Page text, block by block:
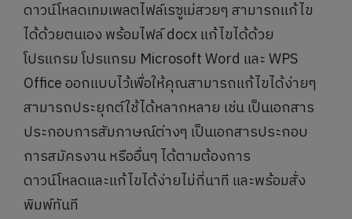
ดาวน์โหลดเทมเพลตไฟล์เรซูเม่สวยๆ สามารถแก้ไข
ได้ด้วยตนเอง พร้อมไฟล์ docx แก้ไขได้ด้วย
โปรแกรม โปรแกรม Microsoft Word และ WPS
Office ออกแบบไว้เพื่อให้คุณสามารถแก้ไขได้ง่ายๆ
สามารถประยุกต์ใช้ได้หลากหลาย เช่น เป็นเอกสาร
ประกอบการสัมภาษณ์ต่างๆ เป็นเอกสารประกอบ
การสมัครงาน หรืออื่นๆ ได้ตามต้องการ
ดาวน์โหลดและแก้ไขได้ง่ายไม่กี่นาที และพร้อมสั่ง
พิมพ์ทันที